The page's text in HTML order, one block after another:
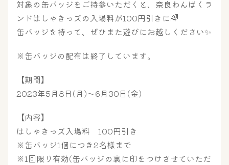
大浴場 サウナ・岩盤浴
屋内レジャープール
奈良わんぱくランド
はしゃきっズ
対象の缶バッジをご持参いただくと、奈良わんぱくラ
ンドはしゃきっズの入場料が100円引きに🌈
缶バッジを持って、ぜひまた遊びにお越しください✨
※缶バッジの配布は終了しています。
【期間】
2023年5月8日(月)～6月30日(金)
【内容】
はしゃきっズ入場料 100円引き
※缶バッジ1個につき2名様まで
※1回限り有効(缶バッジの裏に印をつけさせていただ